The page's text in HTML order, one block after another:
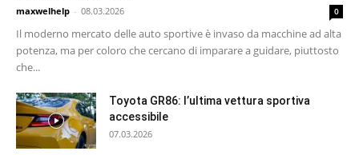
maxwelhelp - 08.03.2026 0
Il moderno mercato delle auto sportive è invaso da macchine ad alta
potenza, ma per coloro che cercano di imparare a guidare, piuttosto
che...
Toyota GR86: l’ultima vettura sportiva
accessibile
07.03.2026